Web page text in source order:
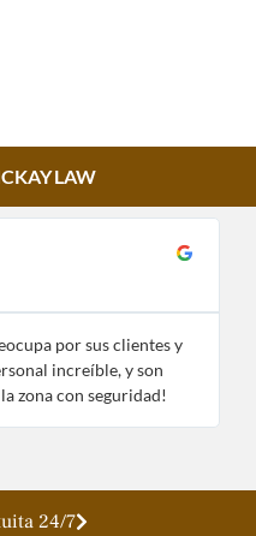
LAW
por sus clientes y
increíble, y son
zona con seguridad!
24/7